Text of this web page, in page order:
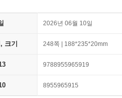
2026년 06월 10일
크기 248쪽 | 188*235*20mm
9788955965919
8955965915